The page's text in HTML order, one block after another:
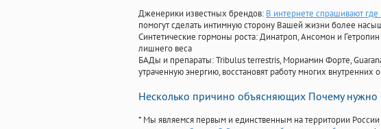
Дженерики известных брендов: В интернете спрашивают где
помогут сделать интимную сторону Вашей жизни более
Синтетические гормоны роста: Динатроп, Ансомон и
лишнего веса
БАДы и препараты:Tribulus terrestris, Мориамин Форте,
утраченную энергию, восстановят работу многих внутренних
Несколько причино объясняющих Почему нужно
* Мы являемся первым и единственным на территории